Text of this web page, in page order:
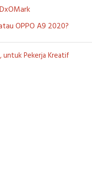
OPPO A9 2020?
untuk Pekerja Kreatif